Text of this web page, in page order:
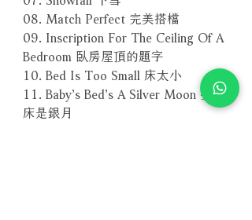
08. Match Perfect 完美搭檔
09. Inscription For The Ceiling Of A
Bedroom 臥房屋頂的題字
10. Bed Is Too Small 床太小
11. Baby’s Bed’s A Silver Moon 嬰兒
床是銀月